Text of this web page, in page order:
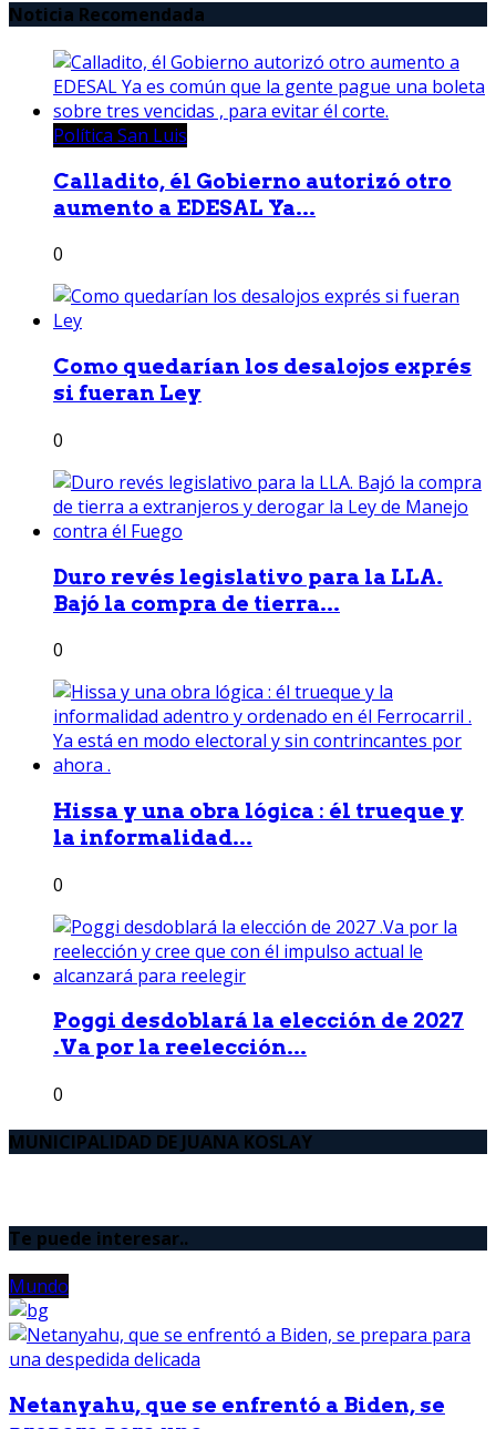
Noticia Recomendada
Política San Luis
Calladito, él Gobierno autorizó otro
aumento a EDESAL Ya...
0
Como quedarían los desalojos exprés
si fueran Ley
0
Duro revés legislativo para la LLA.
Bajó la compra de tierra...
0
Hissa y una obra lógica : él trueque y
la informalidad...
0
Poggi desdoblará la elección de 2027
.Va por la reelección...
0
MUNICIPALIDAD DE JUANA KOSLAY
Te puede interesar..
Mundo
Netanyahu, que se enfrentó a Biden, se